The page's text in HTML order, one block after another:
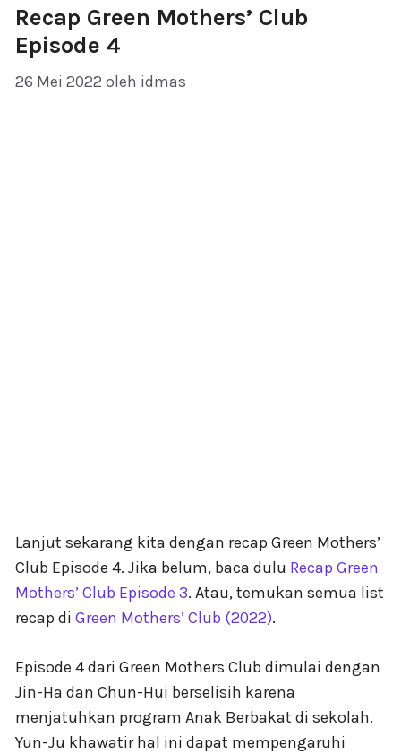
Recap Green Mothers’ Club
Episode 4
26 Mei 2022 oleh idmas
Lanjut sekarang kita dengan recap Green Mothers’
Club Episode 4. Jika belum, baca dulu Recap Green
Mothers’ Club Episode 3. Atau, temukan semua list
recap di Green Mothers’ Club (2022).
Episode 4 dari Green Mothers Club dimulai dengan
Jin-Ha dan Chun-Hui berselisih karena
menjatuhkan program Anak Berbakat di sekolah.
Yun-Ju khawatir hal ini dapat mempengaruhi